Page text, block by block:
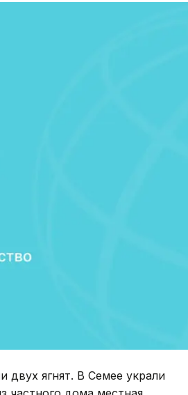
двух ягнят. В Семее украли